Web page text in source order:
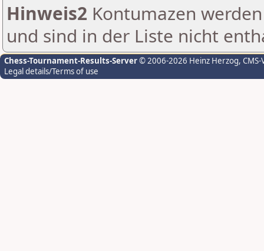
Hinweis2 Kontumazen
und sind in der Liste nicht
Chess-Tournament-Results-Server© 2006-2026 Heinz Herzog,
Legal details/Terms of use